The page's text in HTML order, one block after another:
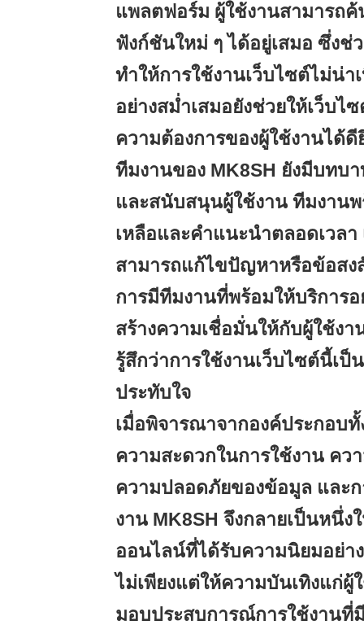
แพลตฟอร์ม ผู้ใช้งานสามารถ
ฟังก์ชันใหม่ ๆ ได้อยู่เสมอ ซึ่งช่
ทำให้การใช้งานเว็บไซต์ไม่น่า
อย่างสม่ำเสมอยังช่วยให้เว็บไ
ความต้องการของผู้ใช้งานได้ดี
ทีมงานของ MK8SH ยังมีบทบ
และสนับสนุนผู้ใช้งาน ทีมงาน
เหลือและคำแนะนำตลอดเวลา
สามารถแก้ไขปัญหาหรือข้อสง
การมีทีมงานที่พร้อมให้บริการ
สร้างความเชื่อมั่นให้กับผู้ใช้งา
รู้สึกว่าการใช้งานเว็บไซต์นี้เ
ประทับใจ
เมื่อพิจารณาจากองค์ประกอบ
ความสะดวกในการใช้งาน คว
ความปลอดภัยของข้อมูล และ
งาน MK8SH จึงกลายเป็นหนึ่
ออนไลน์ที่ได้รับความนิยมอย่า
ไม่เพียงแต่ให้ความบันเทิงแก่ผู้
มอบประสบการณ์การใช้งาน